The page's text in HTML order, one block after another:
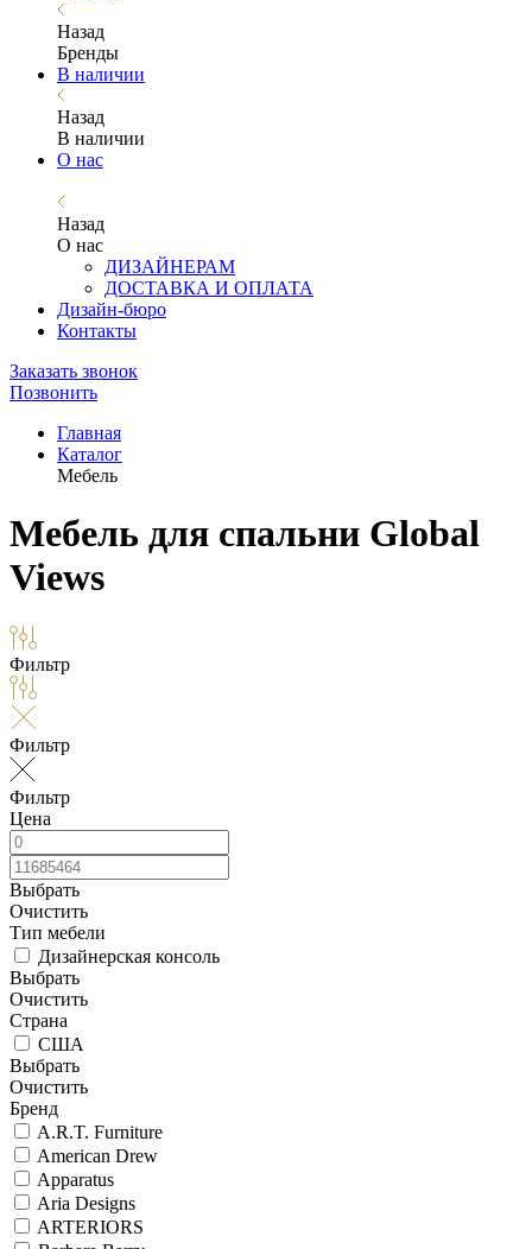
Назад
Бренды
В наличии
Назад
В наличии
О нас
Назад
О нас
ДИЗАЙНЕРАМ
ДОСТАВКА И ОПЛАТА
Дизайн-бюро
Контакты
Заказать звонок
Позвонить
Главная
Каталог
Мебель
Мебель для спальни Global
Views
Фильтр
Фильтр
Фильтр
Цена
Выбрать
Очистить
Тип мебели
Дизайнерская консоль
Выбрать
Очистить
Страна
США
Выбрать
Очистить
Бренд
A.R.T. Furniture
American Drew
Apparatus
Aria Designs
ARTERIORS